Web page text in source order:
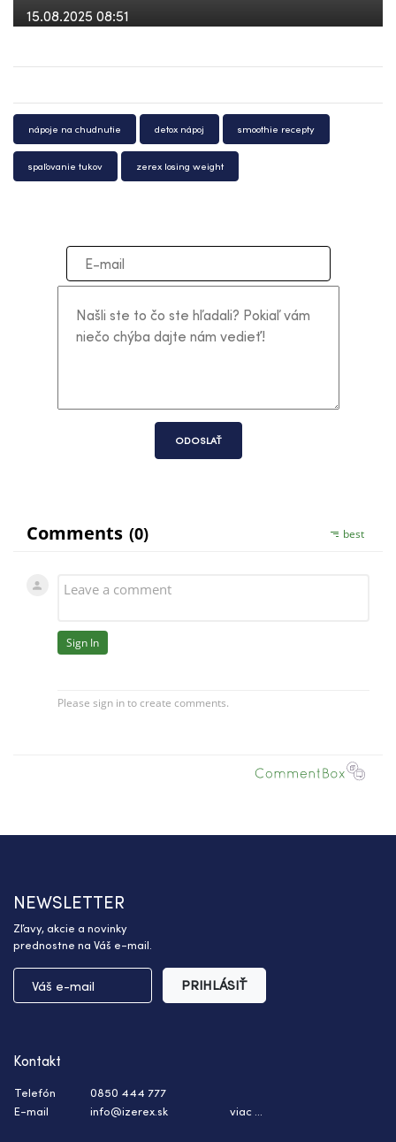
15.08.2025 08:51
nápoje na chudnutie detox nápoj smoothie recepty
spaľovanie tukov zerex losing weight
ODOSLAŤ
NEWSLETTER
Zľavy, akcie a novinky
prednostne na Váš e-mail.
PRIHLÁSIŤ
Kontakt
Telefón
0850 444 777
E-mail
info@izerex.sk viac ...